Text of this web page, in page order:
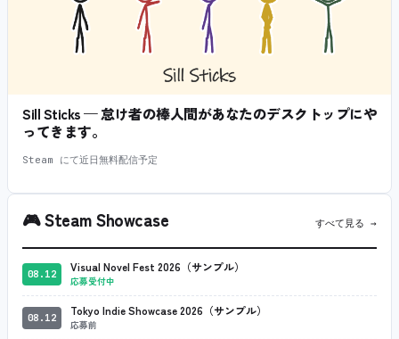
Sill Sticks — 怠け者の棒人間があなたのデスクトップにや
ってきます。
Steam にて近日無料配信予定
🎮Steam Showcase すべて見る →
08.12 Visual Novel Fest 2026（サンプル）
応募受付中
08.12 Tokyo Indie Showcase 2026（サンプル）
応募前